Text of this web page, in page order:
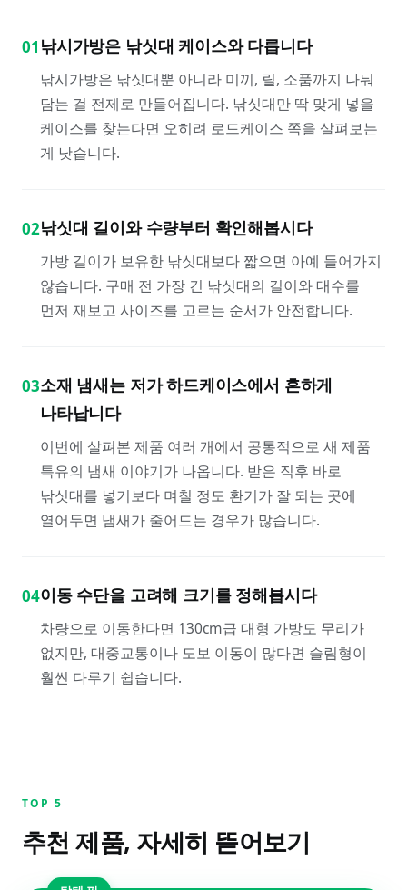
01 낚시가방은 낚싯대 케이스와 다릅니다
낚시가방은 낚싯대뿐 아니라 미끼, 릴, 소품까지 나눠
담는 걸 전제로 만들어집니다. 낚싯대만 딱 맞게 넣을
케이스를 찾는다면 오히려 로드케이스 쪽을 살펴보는
게 낫습니다.
02낚싯대 길이와 수량부터 확인해봅시다
가방 길이가 보유한 낚싯대보다 짧으면 아예 들어가지
않습니다. 구매 전 가장 긴 낚싯대의 길이와 대수를
먼저 재보고 사이즈를 고르는 순서가 안전합니다.
03소재 냄새는 저가 하드케이스에서 흔하게
나타납니다
이번에 살펴본 제품 여러 개에서 공통적으로 새 제품
특유의 냄새 이야기가 나옵니다. 받은 직후 바로
낚싯대를 넣기보다 며칠 정도 환기가 잘 되는 곳에
열어두면 냄새가 줄어드는 경우가 많습니다.
04이동 수단을 고려해 크기를 정해봅시다
차량으로 이동한다면 130cm급 대형 가방도 무리가
없지만, 대중교통이나 도보 이동이 많다면 슬림형이
훨씬 다루기 쉽습니다.
TOP 5
추천 제품, 자세히 뜯어보기